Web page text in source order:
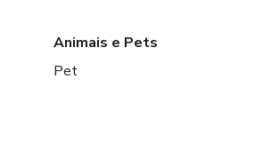
Animais e Pets
Pet